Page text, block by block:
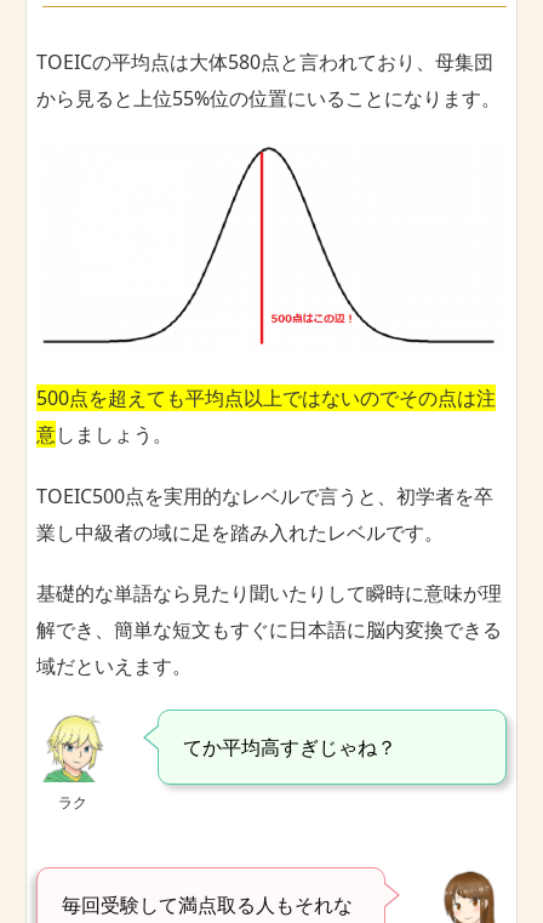
TOEICの平均点は大体580点と言われており、母集団
から見ると上位55%位の位置にいることになります。
500点を超えても平均点以上ではないのでその点は注
意しましょう。
TOEIC500点を実用的なレベルで言うと、初学者を卒
業し中級者の域に足を踏み入れたレベルです。
基礎的な単語なら見たり聞いたりして瞬時に意味が理
解でき、簡単な短文もすぐに日本語に脳内変換できる
域だといえます。
ラク
てか平均高すぎじゃね？
毎回受験して満点取る人もそれな